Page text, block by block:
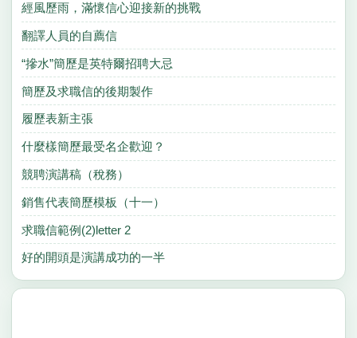
經風歷雨，滿懷信心迎接新的挑戰
翻譯人員的自薦信
“摻水”簡歷是英特爾招聘大忌
簡歷及求職信的後期製作
履歷表新主張
什麼樣簡歷最受名企歡迎？
競聘演講稿（稅務）
銷售代表簡歷模板（十一）
求職信範例(2)letter 2
好的開頭是演講成功的一半